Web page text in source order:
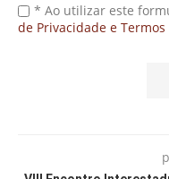
* Ao utilizar este
de Privacidade e Termos